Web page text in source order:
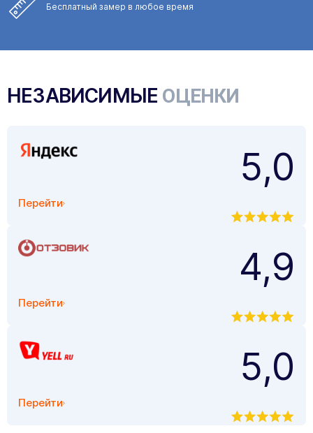
Бесплатный замер в любое время
НЕЗАВИСИМЫЕ ОЦЕНКИ
Перейти
5,0
Перейти
4,9
Перейти
5,0